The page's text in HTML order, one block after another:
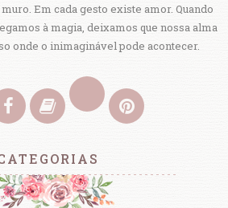
Em cada gesto existe amor. Quando
à magia, deixamos que nossa alma
onde o inimaginável pode acontecer.